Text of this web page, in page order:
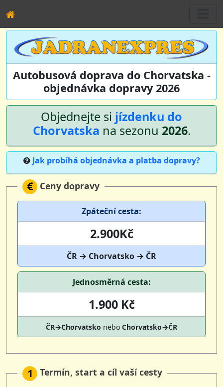
Autobusová doprava do Chorvatska -
objednávka dopravy 2026
Objednejte si jízdenku do
Chorvatska na sezonu 2026.
Jak probíhá objednávka a platba dopravy?
Ceny dopravy
Zpáteční cesta:
2.900Kč
ČR → Chorvatsko → ČR
Jednosměrná cesta:
1.900 Kč
ČR→Chorvatsko nebo Chorvatsko→ČR
1 Termín, start a cíl vaší cesty